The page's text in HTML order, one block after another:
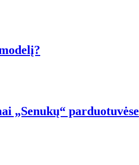
„Senukų“ parduotuvėse